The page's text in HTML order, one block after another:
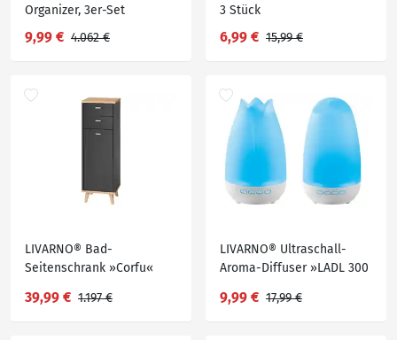
Organizer, 3er-Set
9,99 € 4.062 €
3 Stück
6,99 € 15,99 €
LIVARNO® Bad-
Seitenschrank »Corfu«
39,99 € 1.197 €
LIVARNO® Ultraschall-
Aroma-Diffuser »LADL 300
9,99 € 17,99 €